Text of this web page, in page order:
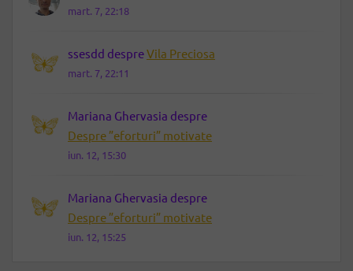
mart. 7, 22:18
ssesdd despreVila Preciosa
mart. 7, 22:11
Mariana Ghervasia despre
Despre ”eforturi” motivate
iun. 12, 15:30
Mariana Ghervasia despre
Despre ”eforturi” motivate
iun. 12, 15:25